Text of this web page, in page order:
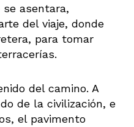
asentara,
del viaje, donde
para tomar
del camino. A
de la civilización, e
el pavimento